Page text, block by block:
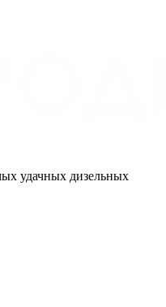
удачных дизельных